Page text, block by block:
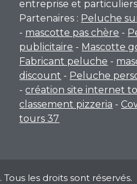
entreprise et
Partenaires : Peluche
- mascotte pas chère -
publicitaire - Mascotte
Fabricant peluche -
discount - Peluche
-création site internet
classement pizzeria -
tours 37
les droits sont réservés.